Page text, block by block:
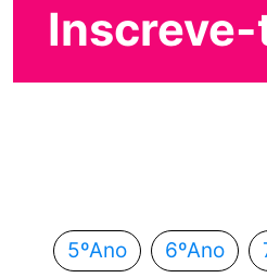
5ºAno 6ºAno